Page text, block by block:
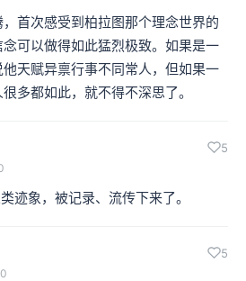
首次感受到柏拉图那个理念世界的
可以做得如此猛烈极致。如果是一
天赋异禀行事不同常人，但如果一
多都如此，就不得不深思了。
5
迹象，被记录、流传下来了。
5